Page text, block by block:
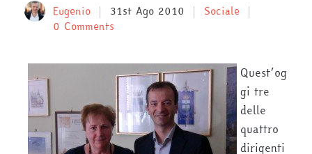
Eugenio 31st Ago 2010
Sociale
0 Comments
Quest’og
gi tre
delle
quattro
dirigenti